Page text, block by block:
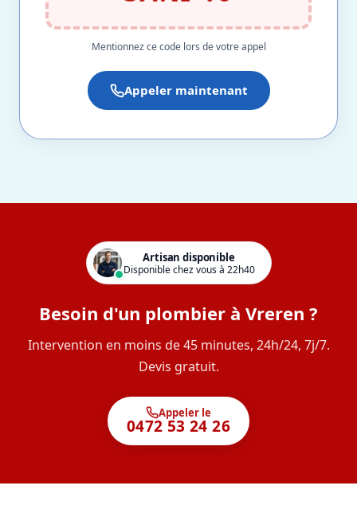
Mentionnez ce code lors de votre appel
Appeler maintenant
Artisan disponible
Disponible chez vous à 22h40
Besoin d'un plombier à Vreren ?
Intervention en moins de 45 minutes, 24h/24, 7j/7.
Devis gratuit.
Appeler le
0472 53 24 26